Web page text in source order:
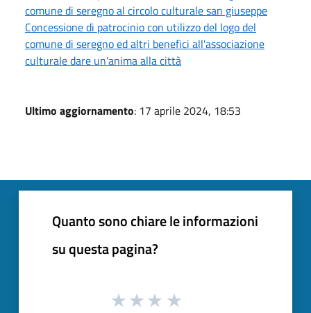
comune di seregno al circolo culturale san giuseppe
Concessione di patrocinio con utilizzo del logo del
comune di seregno ed altri benefici all'associazione
culturale dare un'anima alla città
Ultimo aggiornamento: 17 aprile 2024, 18:53
Quanto sono chiare le informazioni
su questa pagina?